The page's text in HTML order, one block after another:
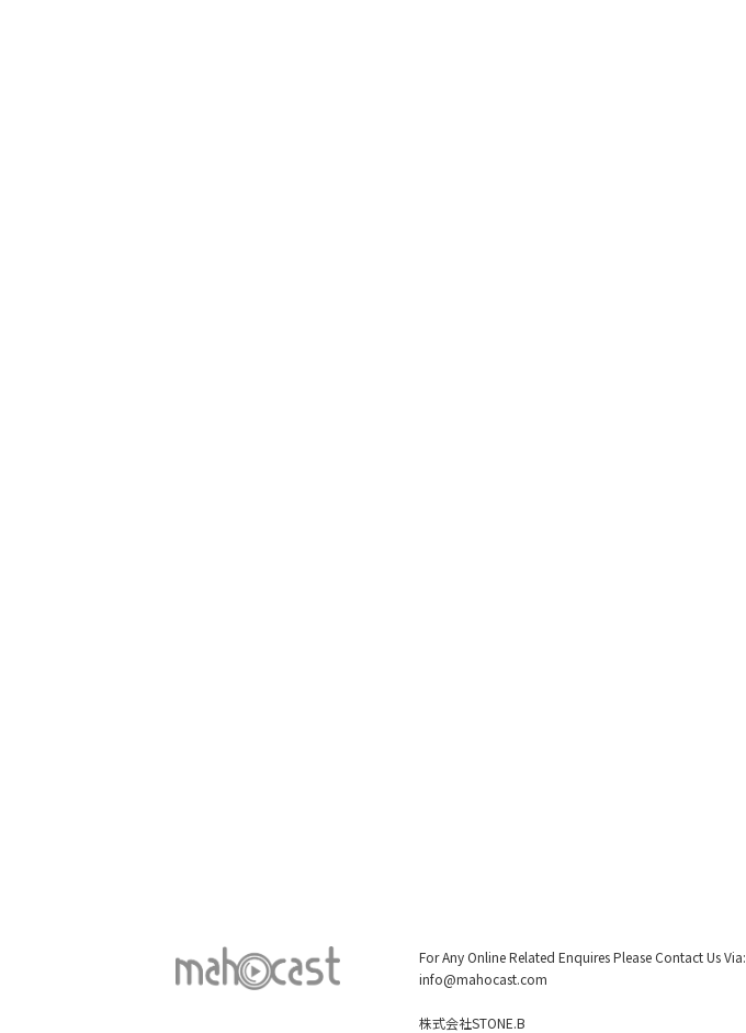
For Any Online Related Enquires Please Contact Us Via:
info@mahocast.com
株式会社STONE.B